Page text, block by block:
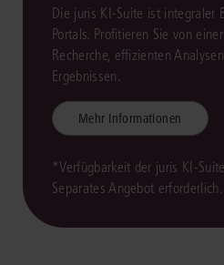
Die juris KI-Suite ist integraler
Portals. Profitieren Sie von
Recherche, effizienten
Ergebnissen.
Mehr Informationen
*Verfügbarkeit der juris KI-
Separates Angebot erforderlich.